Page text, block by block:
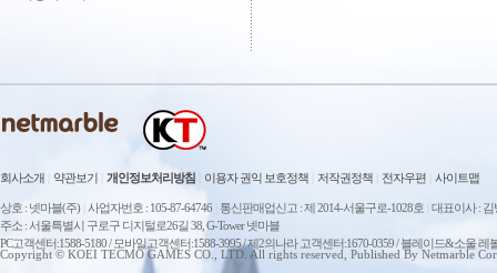
회사소개 약관보기 개인정보처리방침 이용자 권익 보호정책 저작권정책 전자우편 사이트맵
상호 : 넷마블(주) 사업자번호 : 105-87-64746 통신판매업신고 : 제 2014-서울구로-1028호 대표이사 : 김
주소 : 서울특별시 구로구 디지털로26길 38, G-Tower 넷마블
PC고객센터:1588-5180 / 모바일고객센터:1588-3995 / 제2의나라 고객센터:1670-0359 / 블레이드&소울
Copyright © KOEI TECMO GAMES CO., LTD. All rights reserved, Published By Netmarble